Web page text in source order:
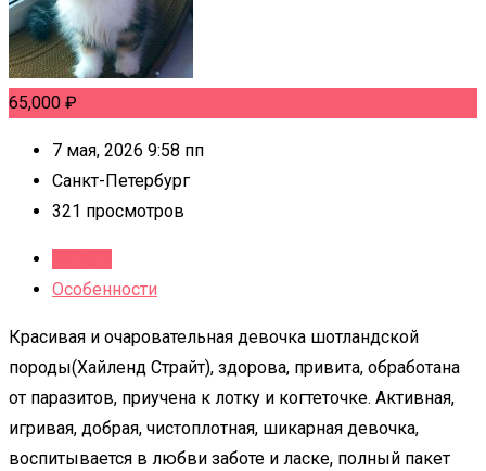
65,000 ₽
7 мая, 2026 9:58 пп
Санкт-Петербург
321 просмотров
Особенности
Красивая и очаровательная девочка шотландской
породы(Хайленд Страйт), здорова, привита, обработана
от паразитов, приучена к лотку и когтеточке. Активная,
игривая, добрая, чистоплотная, шикарная девочка,
воспитывается в любви заботе и ласке, полный пакет